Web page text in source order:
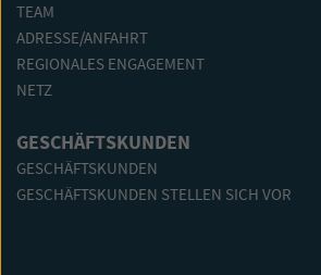
TEAM
ADRESSE/ANFAHRT
REGIONALES ENGAGEMENT
NETZ
GESCHÄFTSKUNDEN
GESCHÄFTSKUNDEN
GESCHÄFTSKUNDEN STELLEN SICH VOR